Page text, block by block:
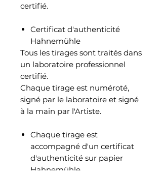
certifié.
Certificat d'authenticité
Hahnemühle
Tous les tirages sont traités dans
un laboratoire professionnel
certifié.
Chaque tirage est numéroté,
signé par le laboratoire et signé
à la main par l'Artiste.
Chaque tirage est
accompagné d'un certificat
d'authenticité sur papier
Hahnemühle.